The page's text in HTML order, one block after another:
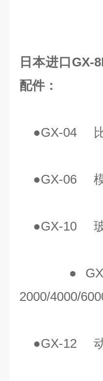
日本进口GX-
配件：
●GX-04 比
●GX-06 模
●GX-10 玻
●GX-
2000/4000/
●GX-12 动